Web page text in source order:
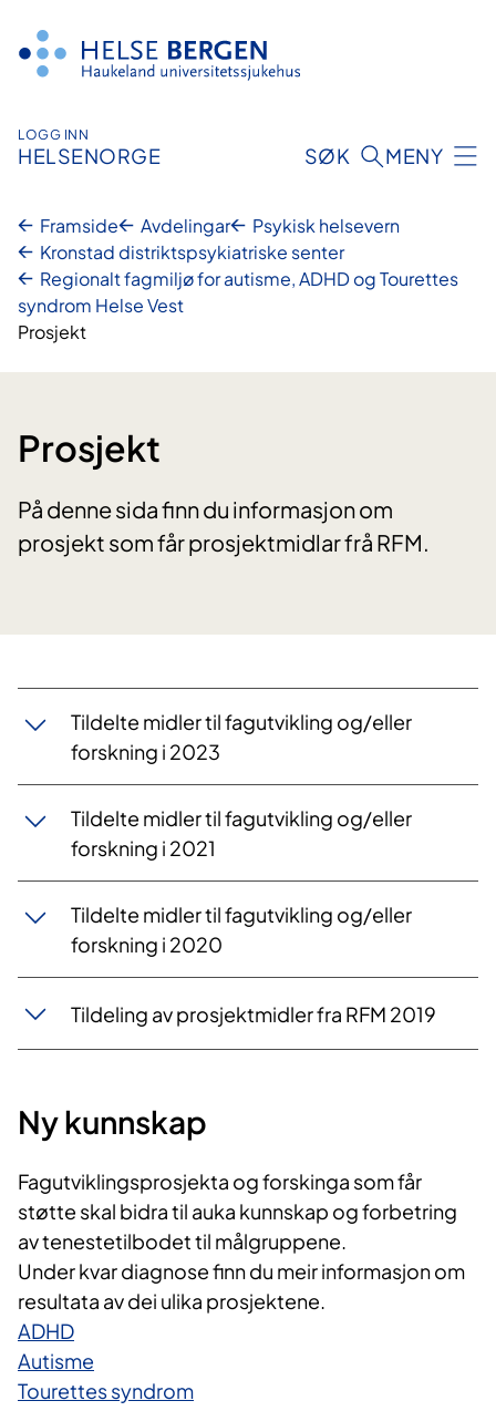
innhald
LOGG INN
HELSENORGE SØK MENY
Framside Avdelingar
Psykisk helsevern
Kronstad distriktspsykiatriske senter
Regionalt fagmiljø for autisme, ADHD og Tourettes
syndrom Helse Vest
Prosjekt
Prosjekt
På denne sida finn du informasjon om
prosjekt som får prosjektmidlar frå RFM.
Tildelte midler til fagutvikling og/eller
forskning i 2023
Tildelte midler til fagutvikling og/eller
forskning i 2021
Tildelte midler til fagutvikling og/eller
forskning i 2020
Tildeling av prosjektmidler fra RFM 2019
Ny kunnskap
Fagutviklingsprosjekta og forskinga som får
støtte skal bidra til auka kunnskap og forbetring
av tenestetilbodet til målgruppene.
Under kvar diagnose finn du meir informasjon om
resultata av dei ulika prosjektene.
ADHD
Autisme
Tourettes syndrom